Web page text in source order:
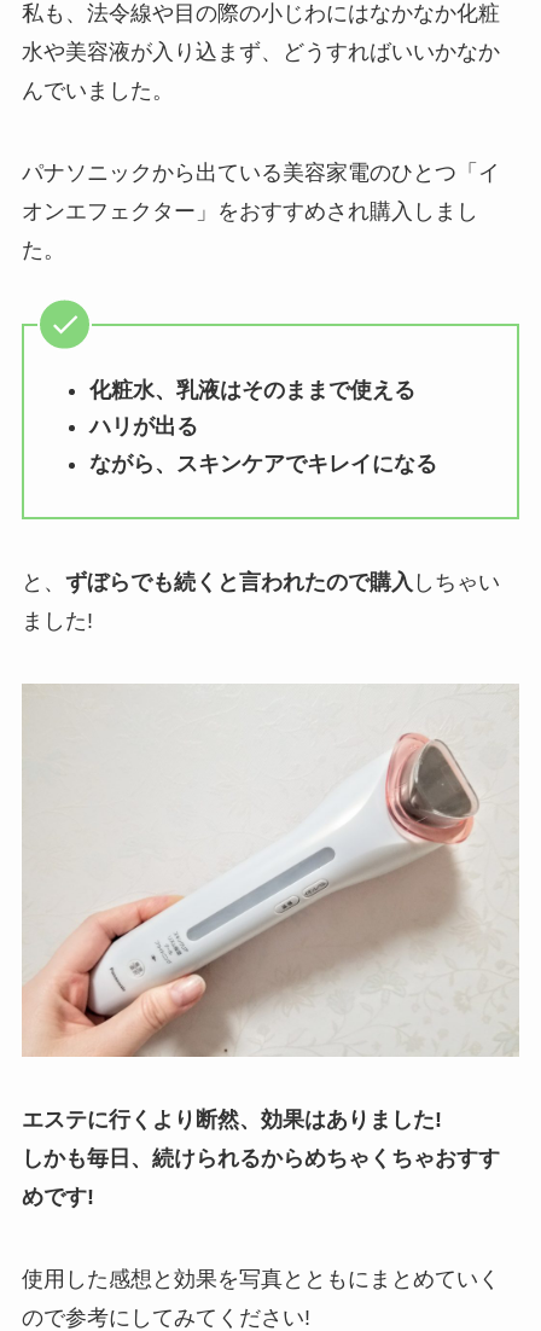
私も、法令線や目の際の小じわにはなかなか化粧
水や美容液が入り込まず、どうすればいいかなか
んでいました。
パナソニックから出ている美容家電のひとつ「イ
オンエフェクター」をおすすめされ購入 しまし
た。
化粧水、乳液はそのままで使える
ハリが出る
ながら、スキンケアでキレイになる
と、 ずぼらでも続くと言われたので購入 しちゃい
ました!
エステに行くより断然、効果はありました!
しかも毎日、続けられるからめちゃくちゃおすす
めです!
使用した感想と効果を写真とともにまとめていく
ので参考にしてみてください!